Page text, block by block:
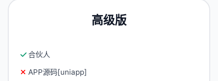
高级版
合伙人
APP源码[uniapp]